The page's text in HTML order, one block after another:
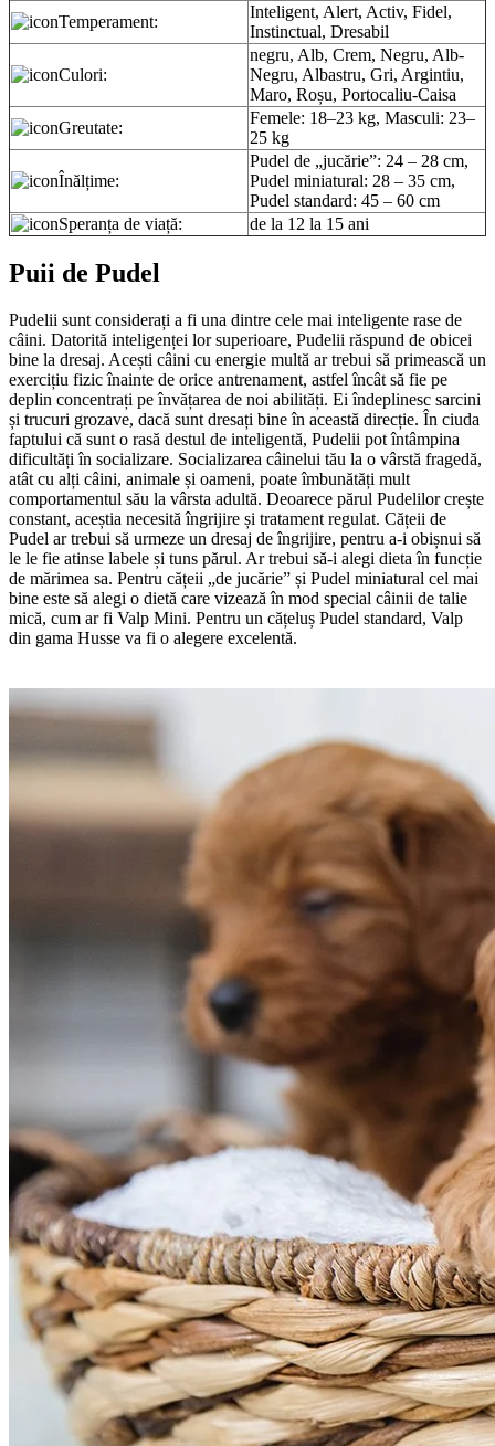
Temperament:
Inteligent, Alert, Activ, Fidel,
Instinctual, Dresabil
Culori:
negru, Alb, Crem, Negru, Alb-
Negru, Albastru, Gri, Argintiu,
Maro, Roșu, Portocaliu-Caisa
Greutate:
Femele: 18–23 kg, Masculi: 23–
25 kg
Înălțime:
Pudel de „jucărie”: 24 – 28 cm,
Pudel miniatural: 28 – 35 cm,
Pudel standard: 45 – 60 cm
Speranța de viață:
de la 12 la 15 ani
Puii de Pudel
Pudelii sunt considerați a fi una dintre cele mai inteligente rase de
câini. Datorită inteligenței lor superioare, Pudelii răspund de obicei
bine la dresaj. Acești câini cu energie multă ar trebui să primească un
exercițiu fizic înainte de orice antrenament, astfel încât să fie pe
deplin concentrați pe învățarea de noi abilități. Ei îndeplinesc sarcini
și trucuri grozave, dacă sunt dresați bine în această direcție. În ciuda
faptului că sunt o rasă destul de inteligentă, Pudelii pot întâmpina
dificultăți în socializare. Socializarea câinelui tău la o vârstă fragedă,
atât cu alți câini, animale și oameni, poate îmbunătăți mult
comportamentul său la vârsta adultă. Deoarece părul Pudelilor crește
constant, aceștia necesită îngrijire și tratament regulat. Cățeii de
Pudel ar trebui să urmeze un dresaj de îngrijire, pentru a-i obișnui să
le le fie atinse labele și tuns părul. Ar trebui să-i alegi dieta în funcție
de mărimea sa. Pentru cățeii „de jucărie” și Pudel miniatural cel mai
bine este să alegi o dietă care vizează în mod special câinii de talie
mică, cum ar fi Valp Mini. Pentru un cățeluș Pudel standard, Valp
din gama Husse va fi o alegere excelentă.